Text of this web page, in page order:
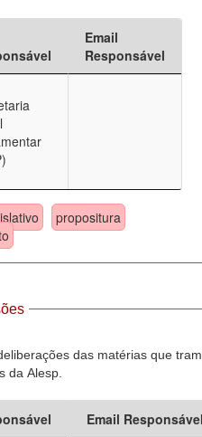
Email
Responsável
propositura
das matérias que
da Alesp.
Email